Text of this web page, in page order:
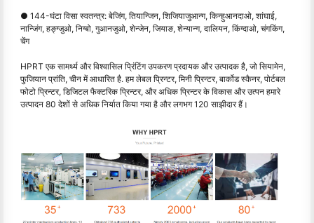
● 144-घंटा विसा स्वतन्त्र: बेजिंग, तियान्जिन, शिजियाजुआन्ग, किन्हुआनदाओ, शांघाई,
नान्जिंग, हङ्ग्जुओ, निग्बो, गुआनजुओ, शेन्जेन, जियाङ, शेन्यान्ग, दालियन, किंग्दाओ, चंगकिंग,
चेंग
HPRT एक सामर्थ्य और विश्वासिल प्रिंटिंग उपकरण प्रदायक और उत्पादक है, जो सियामेन,
फुजियान प्रांति, चीन में आधारित है. हम लेबल प्रिन्टर, मिनी प्रिन्टर, बार्कोड स्कैनर, पोर्टबल
फोटो प्रिन्टर, डिजिटल फैक्टरिक प्रिन्टर, और अधिक प्रिन्टर के विकास और उत्पन हमारे
उत्पादन 80 देशों से अधिक निर्यात किया गया है और लगभग 120 साझीदार हैं।